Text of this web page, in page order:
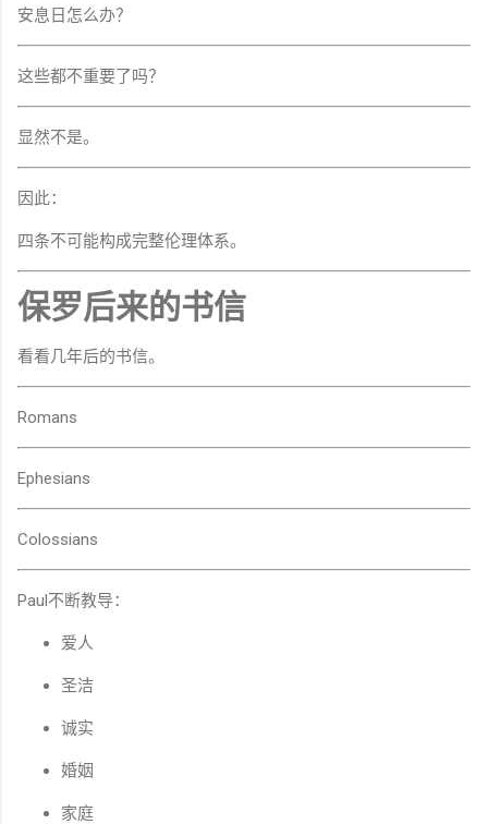
安息日怎么办？
这些都不重要了吗？
显然不是。
因此：
四条不可能构成完整伦理体系。
保罗后来的书信
看看几年后的书信。
Romans
Ephesians
Colossians
Paul不断教导：
爱人
圣洁
诚实
婚姻
家庭